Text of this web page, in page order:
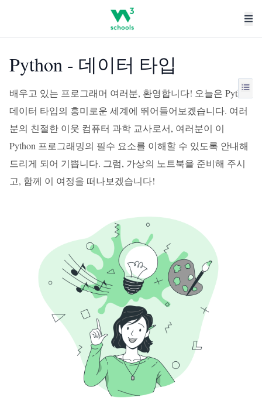
Python - 데이터 타입
배우고 있는 프로그래머 여러분, 환영합니다! 오늘은 Python
데이터 타입의 흥미로운 세계에 뛰어들어보겠습니다. 여러
분의 친절한 이웃 컴퓨터 과학 교사로서, 여러분이 이
Python 프로그래밍의 필수 요소를 이해할 수 있도록 안내해
드리게 되어 기쁩니다. 그럼, 가상의 노트북을 준비해 주시
고, 함께 이 여정을 떠나보겠습니다!